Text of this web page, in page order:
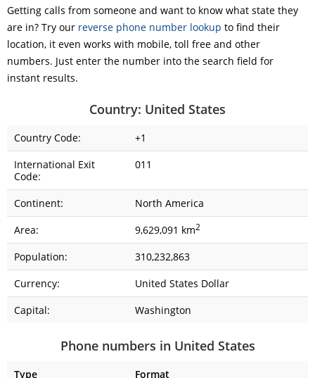
Getting calls from someone and want to know what state they
are in? Try our reverse phone number lookup to find their
location, it even works with mobile, toll free and other
numbers. Just enter the number into the search field for
instant results.
Country: United States
Country Code:
+1
International Exit
Code:
011
Continent:
North America
Area:
9,629,091 km2
Population:
310,232,863
Currency:
United States Dollar
Capital:
Washington
Phone numbers in United States
Type Format